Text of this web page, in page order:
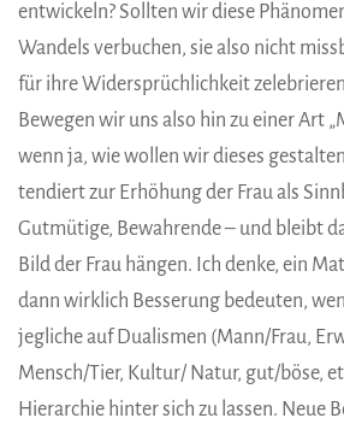
entwickeln? Sollten wir diese
Wandels verbuchen, sie also nicht
für ihre Widersprüchlichkeit
Bewegen wir uns also hin zu einer Art
wenn ja, wie wollen wir dieses
tendiert zur Erhöhung der Frau als
Gutmütige, Bewahrende – und bleibt
Bild der Frau hängen. Ich denke, ein
dann wirklich Besserung bedeuten,
jegliche auf Dualismen (Mann/Frau,
Mensch/Tier, Kultur/ Natur, gut/böse,
Hierarchie hinter sich zu lassen. Neue